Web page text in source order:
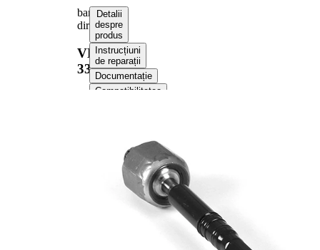
bara
directie
VKDY
338500
Detalii
despre
produs
Instrucțiuni
de reparații
Documentație
Compatibilitatea
Proprietate
Dimensiune
M18 x
1,5
extins/Informatii
de extindere
cu
unsoare
sintetică
M14 x